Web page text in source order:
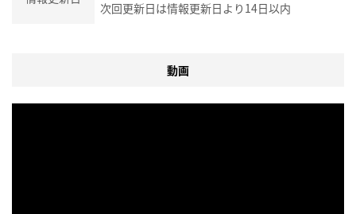
次回更新日は情報更新日より14日以内
動画